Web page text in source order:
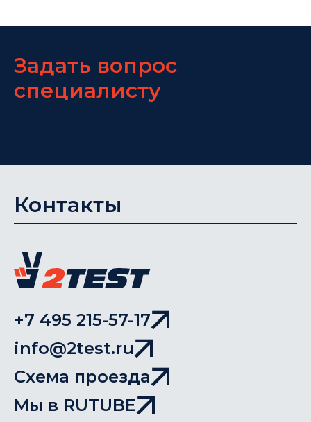
Задать вопрос
специалисту
Контакты
+7 495 215-57-17
info@2test.ru
Схема проезда
Мы в RUTUBE